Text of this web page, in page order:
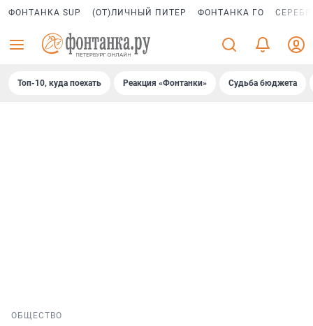
ФОНТАНКА SUP (ОТ)ЛИЧНЫЙ ПИТЕР ФОНТАНКА ГО
Топ-10, куда поехать Реакция «Фонтанки» Судьба бюджета
ОБЩЕСТВО